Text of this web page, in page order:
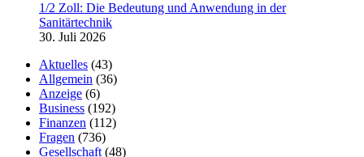
1/2 Zoll: Die Bedeutung und Anwendung in der
Sanitärtechnik
30. Juli 2026
Aktuelles (43)
Allgemein (36)
Anzeige (6)
Business (192)
Finanzen (112)
Fragen (736)
Gesellschaft (48)